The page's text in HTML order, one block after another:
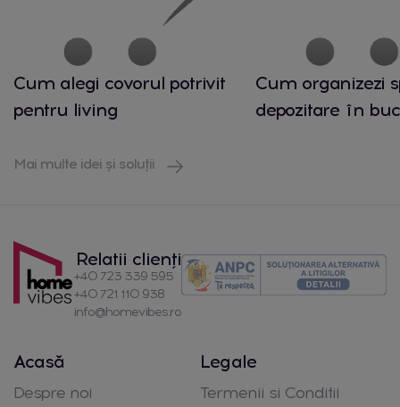
Cum alegi covorul potrivit
pentru living
Cum organizezi
depozitare în
Mai multe idei și soluții
Relatii clienți
+40 723 339 595
+40 721 110 938
info@homevibes.ro
Acasă
Despre noi
Legale
Termenii si Conditii